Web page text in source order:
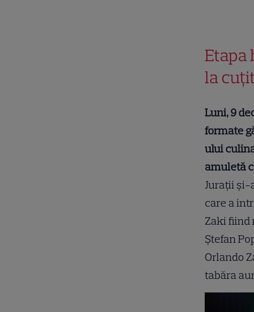
Etapa
la
Luni, 9
formate
ului
amuletă
Jurații și-
care a
Zaki fiind
Ștefan
Orlando
tabăra